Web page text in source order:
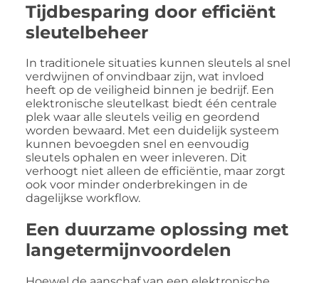
Tijdbesparing door efficiënt
sleutelbeheer
In traditionele situaties kunnen sleutels al snel
verdwijnen of onvindbaar zijn, wat invloed
heeft op de veiligheid binnen je bedrijf. Een
elektronische sleutelkast biedt één centrale
plek waar alle sleutels veilig en geordend
worden bewaard. Met een duidelijk systeem
kunnen bevoegden snel en eenvoudig
sleutels ophalen en weer inleveren. Dit
verhoogt niet alleen de efficiëntie, maar zorgt
ook voor minder onderbrekingen in de
dagelijkse workflow.
Een duurzame oplossing met
langetermijnvoordelen